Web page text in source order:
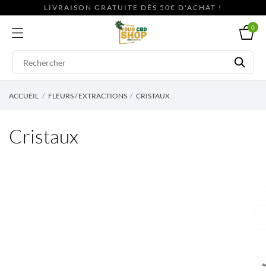
LIVRAISON GRATUITE DÈS 50€ D'ACHAT !
0
ACCUEIL FLEURS / EXTRACTIONS CRISTAUX
Cristaux